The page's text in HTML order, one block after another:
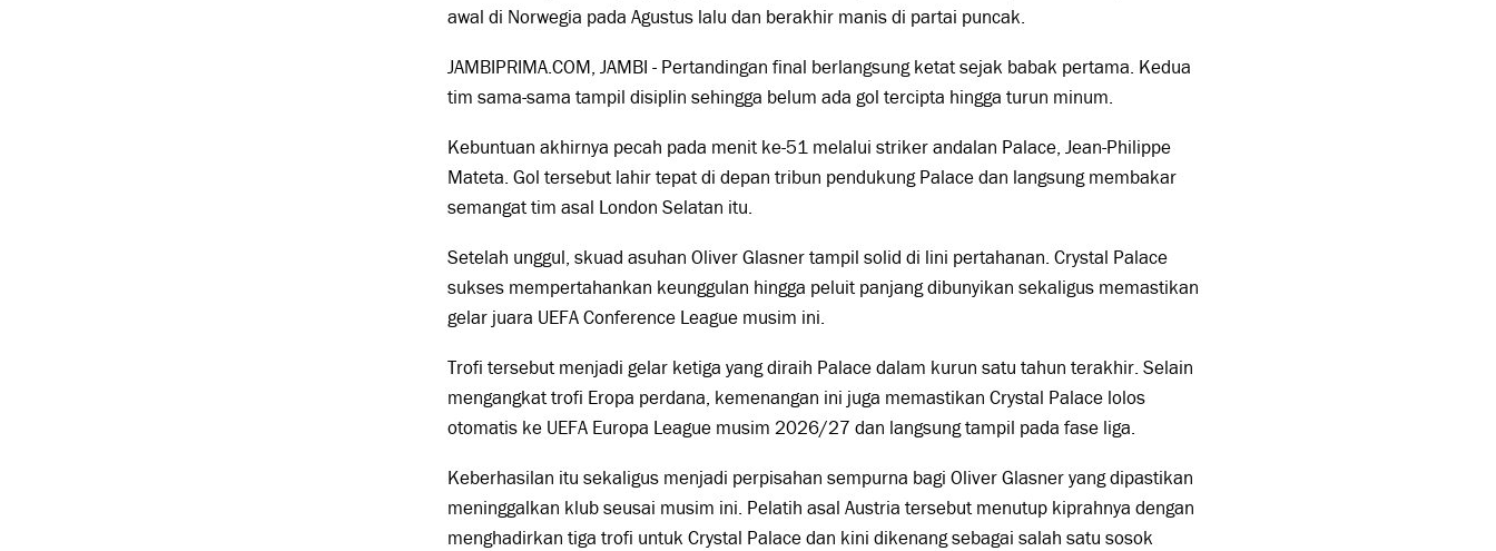
awal di Norwegia pada Agustus lalu dan berakhir manis di partai puncak.
JAMBIPRIMA.COM, JAMBI - Pertandingan final berlangsung ketat sejak babak pertama. Kedua
tim sama-sama tampil disiplin sehingga belum ada gol tercipta hingga turun minum.
Kebuntuan akhirnya pecah pada menit ke-51 melalui striker andalan Palace, Jean-Philippe
Mateta. Gol tersebut lahir tepat di depan tribun pendukung Palace dan langsung membakar
semangat tim asal London Selatan itu.
Setelah unggul, skuad asuhan Oliver Glasnertampil solid di lini pertahanan. Crystal Palace
sukses mempertahankan keunggulan hingga peluit panjang dibunyikan sekaligus memastikan
gelar juara UEFA Conference League musim ini.
Trofi tersebut menjadi gelar ketiga yang diraih Palace dalam kurun satu tahun terakhir. Selain
mengangkat trofi Eropa perdana, kemenangan ini juga memastikan Crystal Palace lolos
otomatis ke UEFA Europa League musim 2026/27 dan langsung tampil pada fase liga.
Keberhasilan itu sekaligus menjadi perpisahan sempurna bagi Oliver Glasner yang dipastikan
meninggalkan klub seusai musim ini. Pelatih asal Austria tersebut menutup kiprahnya dengan
menghadirkan tiga trofi untuk Crystal Palace dan kini dikenang sebagai salah satu sosok